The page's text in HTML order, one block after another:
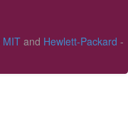
MIT and Hewlett-Packard -